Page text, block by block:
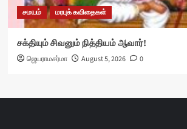
சமயம் மரபுக் கவிதைகள்
சக்தியும் சிவனும் நித்தியம் ஆவார்!
ஜெயராமசர்மா August 5, 2026 0